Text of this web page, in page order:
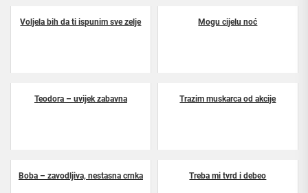
Voljela bih da ti ispunim sve zelje Mogu cijelu noć
Teodora – uvijek zabavna Trazim muskarca od akcije
Boba – zavodljiva, nestasna crnka Treba mi tvrd i debeo